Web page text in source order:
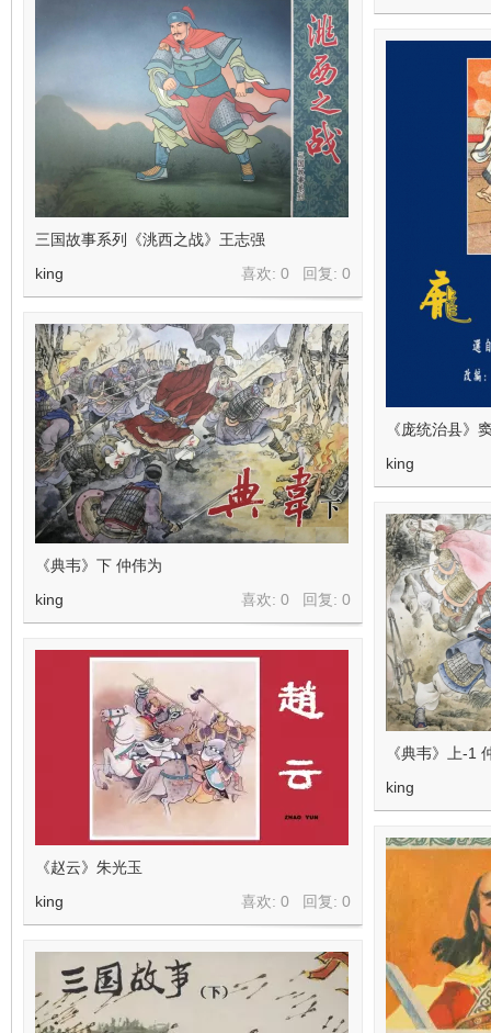
三国故事系列《洮西之战》王志强
喜欢: 0 回复: 0
king
《庞统治县》
king
《典韦》下 仲伟为
喜欢: 0 回复: 0
king
《典韦》上-1
king
《赵云》朱光玉
喜欢: 0 回复: 0
king